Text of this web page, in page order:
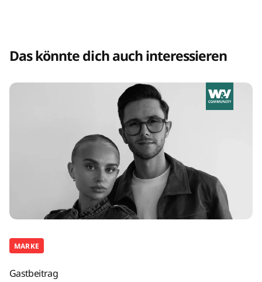
Das könnte dich auch interessieren
MARKE
Gastbeitrag